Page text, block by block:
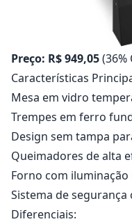
Preço: R$ 949,05(36%
Características
Mesa em vidro
Trempes em ferro
Design sem tampa
Queimadores de alta
Forno com
Sistema de
Diferenciais: